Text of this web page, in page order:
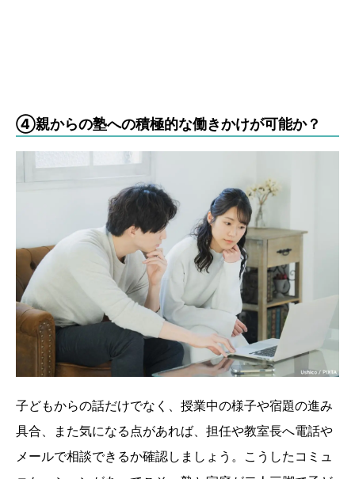
④親からの塾への積極的な働きかけが可能か？
子どもからの話だけでなく、授業中の様子や宿題の進み
具合、また気になる点があれば、担任や教室長へ電話や
メールで相談できるか確認しましょう。こうしたコミュ